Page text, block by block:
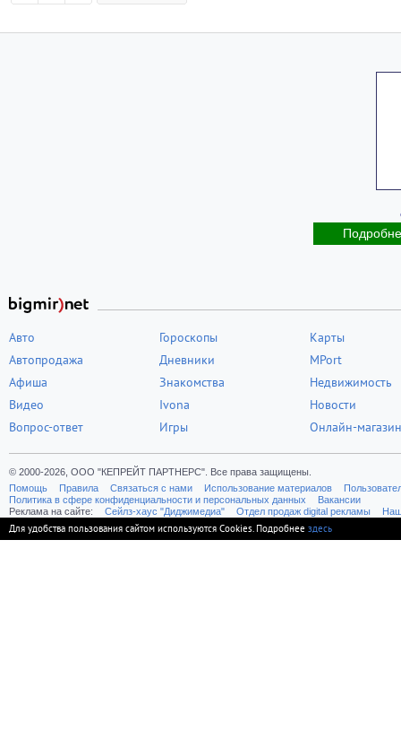
Авто
Автопродажа
Афиша
Видео
Вопрос-ответ
Гороскопы
Дневники
Знакомства
Ivona
Игры
Карты
MPort
Недвижимость
Новости
Онлайн-магазин
© 2000-2026, ООО "КЕПРЕЙТ ПАРТНЕРС". Все права защищены.
Помощь
Правила Связаться с нами Использование материалов
Политика в сфере конфиденциальности и персональных данных
Вакансии
Реклама на сайте:
Cейлз-хаус "Диджимедиа" Отдел продаж digital рекламы
Для удобства пользования сайтом используются Cookies. Подробнее здесь